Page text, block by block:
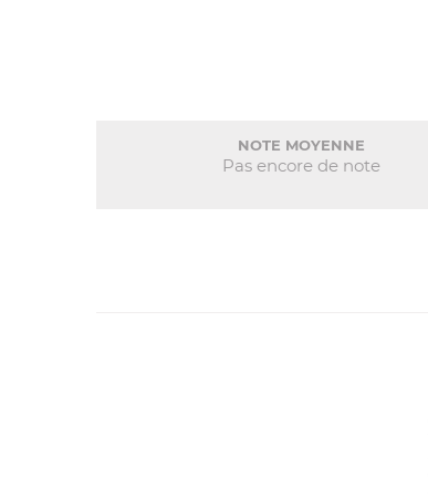
NOTE MOYENNE
Pas encore de note